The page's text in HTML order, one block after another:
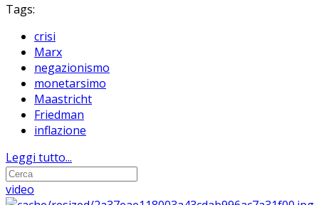
Tags:
crisi
Marx
negazionismo
monetarsimo
Maastricht
Friedman
inflazione
Leggi tutto...
video